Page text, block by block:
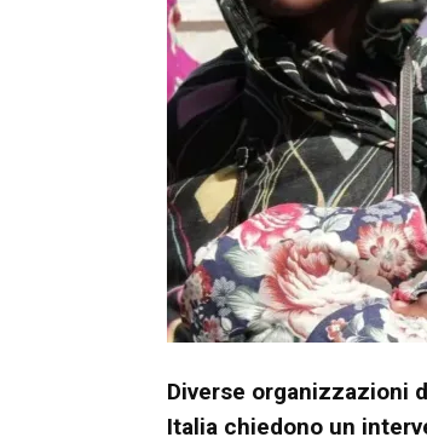
Diverse organizzazioni
Italia chiedono un